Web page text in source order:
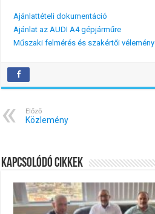
Ajánlattételi dokumentáció
Ajánlat az AUDI A4 gépjárműre
Műszaki felmérés és szakértői vélemény
Előző
Közlemény
Kapcsolódó cikkek